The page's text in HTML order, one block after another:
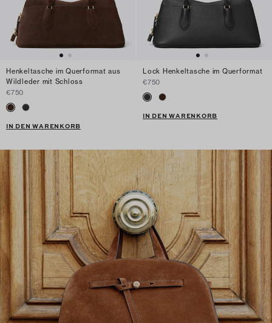
Henkeltasche im Querformat aus
Wildleder mit Schloss
€750
IN DEN WARENKORB
Lock Henkeltasche im Querformat
€750
IN DEN WARENKORB